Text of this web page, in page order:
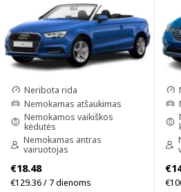
Neribota rida
Nemokamas atšaukimas
Nemokamos vaikiškos
kėdutės
Nemokamas antras
vairuotojas
€18.48
€129.36 / 7 dienoms